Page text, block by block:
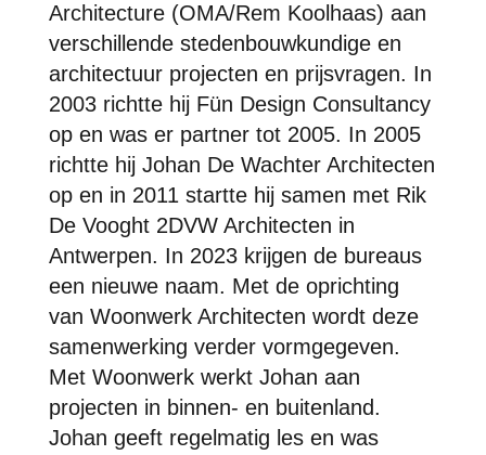
Architecture (OMA/Rem Koolhaas) aan
verschillende stedenbouwkundige en
architectuur projecten en prijsvragen. In
2003 richtte hij Fün Design Consultancy
op en was er partner tot 2005. In 2005
richtte hij Johan De Wachter Architecten
op en in 2011 startte hij samen met Rik
De Vooght 2DVW Architecten in
Antwerpen. In 2023 krijgen de bureaus
een nieuwe naam. Met de oprichting
van Woonwerk Architecten wordt deze
samenwerking verder vormgegeven.
Met Woonwerk werkt Johan aan
projecten in binnen- en buitenland.
Johan geeft regelmatig les en was